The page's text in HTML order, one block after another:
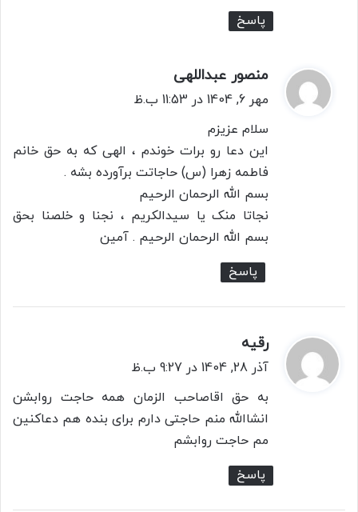
پاسخ
منصور عبداللهی
ف
مهر 6, 1404 در 11:53 ب.ظ
سلام عزیزم
این دعا رو برات خوندم ، الهی که به حق خانم
فاطمه زهرا (س) حاجاتت برآورده بشه .
بسم الله الرحمان الرحیم
نجاتا منک یا سیدالکریم ، نجنا و خلصنا بحق
بسم الله الرحمان الرحیم . آمین
پاسخ
رقیه
ف
:
آذر 28, 1404 در 9:27 ب.ظ
به حق اقاصاحب الزمان همه حاجت روابشن
انشاالله منم حاجتی دارم برای بنده هم دعاکنین
مم حاجت روابشم
پاسخ